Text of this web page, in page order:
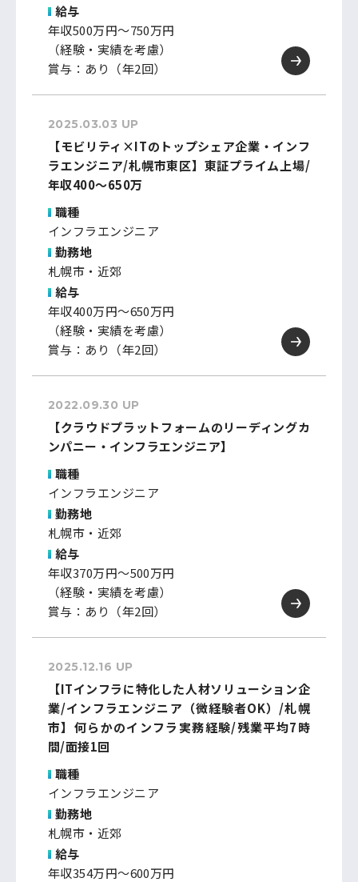
給与
年収500万円～750万円
（経験・実績を考慮）
賞与：あり（年2回）
2025.03.03 UP
【モビリティ×ITのトップシェア企業・インフ
ラエンジニア/札幌市東区】東証プライム上場/
年収400～650万
職種
インフラエンジニア
勤務地
札幌市・近郊
給与
年収400万円～650万円
（経験・実績を考慮）
賞与：あり（年2回）
2022.09.30 UP
【クラウドプラットフォームのリーディングカ
ンパニー・インフラエンジニア】
職種
インフラエンジニア
勤務地
札幌市・近郊
給与
年収370万円～500万円
（経験・実績を考慮）
賞与：あり（年2回）
2025.12.16 UP
【ITインフラに特化した人材ソリューション企
業/インフラエンジニア（微経験者OK）/札幌
市】何らかのインフラ実務経験/残業平均7時
間/面接1回
職種
インフラエンジニア
勤務地
札幌市・近郊
給与
年収354万円～600万円